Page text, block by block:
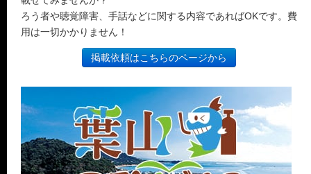
ろう者や聴覚障害、手話などに関する内容であればOKです。費
用は一切かかりません！
掲載依頼はこちらのページから